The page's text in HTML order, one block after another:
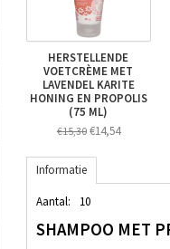
HERSTELLENDE
VOETCRÈME MET
LAVENDEL KARITE
HONING EN PROPOLIS
(75 ML)
€15,30€14,54
Informatie
Aantal: 10
SHAMPOO MET